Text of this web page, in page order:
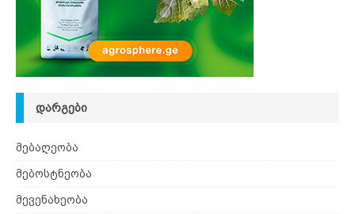
ᲓᲐᲠᲒᲔᲑᲘ
მებაღეობა
მებოსტნეობა
მევენახეობა